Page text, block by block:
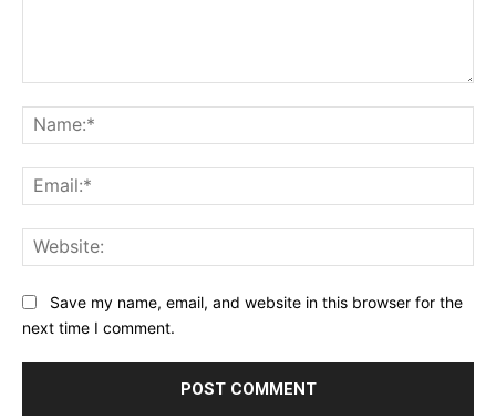
Save my name, email, and website in this browser for the
next time I comment.